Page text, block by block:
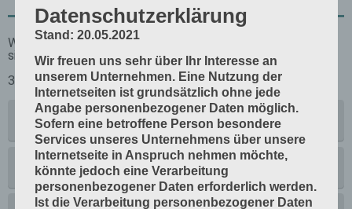
Datenschutzerklärung
Stand: 20.05.2021
Wir freuen uns sehr über Ihr Interesse an
unserem Unternehmen. Eine Nutzung der
Internetseiten ist grundsätzlich ohne jede
Angabe personenbezogener Daten möglich.
Sofern eine betroffene Person besondere
Services unseres Unternehmens über unsere
Internetseite in Anspruch nehmen möchte,
könnte jedoch eine Verarbeitung
personenbezogener Daten erforderlich werden.
Ist die Verarbeitung personenbezogener Daten